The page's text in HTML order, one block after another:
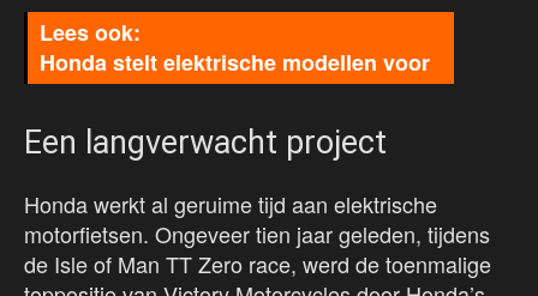
Honda stelt elektrische modellen voor
Een langverwacht project
Honda werkt al geruime tijd aan elektrische
motorfietsen. Ongeveer tien jaar geleden, tijdens
de Isle of Man TT Zero race, werd de toenmalige